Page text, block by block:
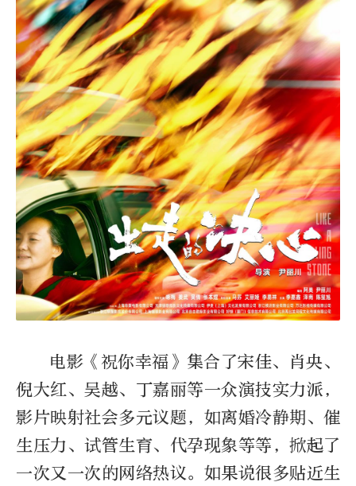
电影《祝你幸福》集合了宋佳、肖央、
倪大红、吴越、丁嘉丽等一众演技实力派，
影片映射社会多元议题，如离婚冷静期、催
生压力、试管生育、代孕现象等等，掀起了
一次又一次的网络热议。如果说很多贴近生